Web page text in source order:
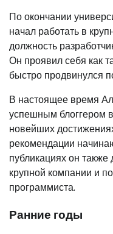
По окончании
начал работать в
должность
Он проявил себя как
быстро продвинулся
В настоящее время
успешным блоггером
новейших
рекомендации
публикациях он
крупной компании и
программиста.
Ранние годы